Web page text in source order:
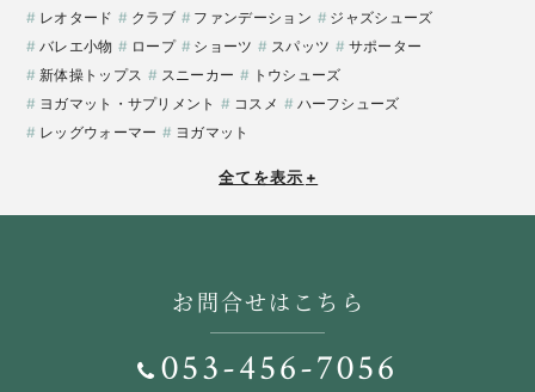
レオタード
クラブ ファンデーション
ジャズシューズ
バレエ小物
ロープ ショーツ スパッツ
サポーター
新体操トップス
スニーカー
トウシューズ
ヨガマット・サプリメント
コスメ
ハーフシューズ
レッグウォーマー
ヨガマット
全てを表示 +
お問合せはこちら
053-456-7056